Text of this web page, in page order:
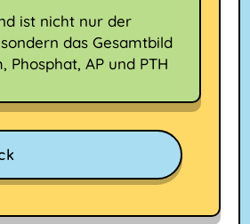
ist nicht nur der
das Gesamtbild
Phosphat, AP und PTH